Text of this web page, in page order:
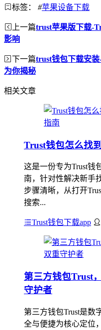
标签： #苹果设备下载
上一篇trust苹果版下载-
影响
下一篇trust钱包下载安
为你揭秘
相关文章
Trust钱包怎么找
这是一份专为Trust钱
南，针对性解决新手
步骤清晰，从打开
搜索...
Trust钱包下载app
第三方钱包Trust
守护者
第三方钱包Trust是数
全与便捷为核心定位